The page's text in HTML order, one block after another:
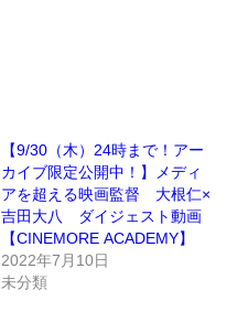
【9/30（木）24時まで！アー
カイブ限定公開中！】メディ
アを超える映画監督 大根仁×
吉田大八 ダイジェスト動画
【CINEMORE ACADEMY】
2022年7月10日
未分類